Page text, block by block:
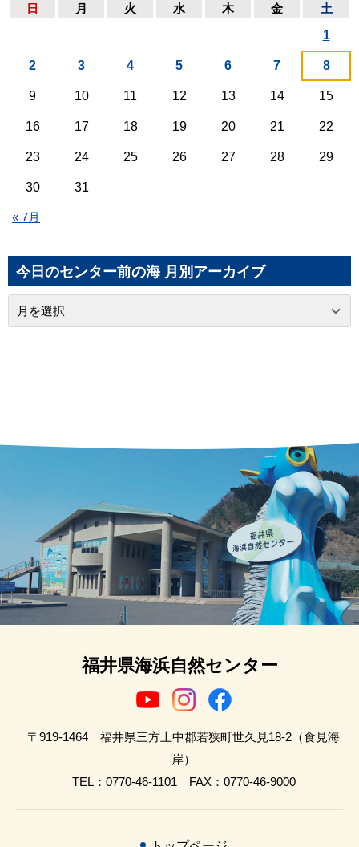
日
月 火 水 木 金 土
« 7月
1
2 3 4 5 6 7 8
9 10 11 12 13 14 15
16 17 18 19 20 21 22
23 24 25 26 27 28 29
30 31
今日のセンター前の海 月別アーカイブ
福井県海浜自然センター
〒919-1464 福井県三方上中郡若狭町世久見18-2（食見海
岸）
TEL：0770-46-1101 FAX：0770-46-9000